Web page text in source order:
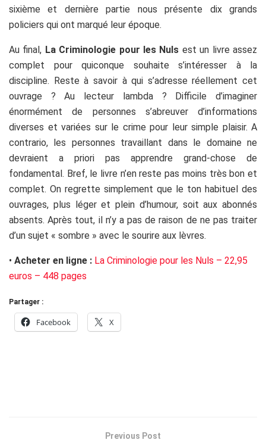
sixième et dernière partie nous présente dix grands
policiers qui ont marqué leur époque.
Au final, La Criminologie pour les Nuls est un livre assez
complet pour quiconque souhaite s’intéresser à la
discipline. Reste à savoir à qui s’adresse réellement cet
ouvrage ? Au lecteur lambda ? Difficile d’imaginer
énormément de personnes s’abreuver d’informations
diverses et variées sur le crime pour leur simple plaisir. A
contrario, les personnes travaillant dans le domaine ne
devraient a priori pas apprendre grand-chose de
fondamental. Bref, le livre n’en reste pas moins très bon et
complet. On regrette simplement que le ton habituel des
ouvrages, plus léger et plein d’humour, soit aux abonnés
absents. Après tout, il n’y a pas de raison de ne pas traiter
d’un sujet « sombre » avec le sourire aux lèvres.
• Acheter en ligne : La Criminologie pour les Nuls – 22,95
euros – 448 pages
Partager :
Facebook X
Previous Post